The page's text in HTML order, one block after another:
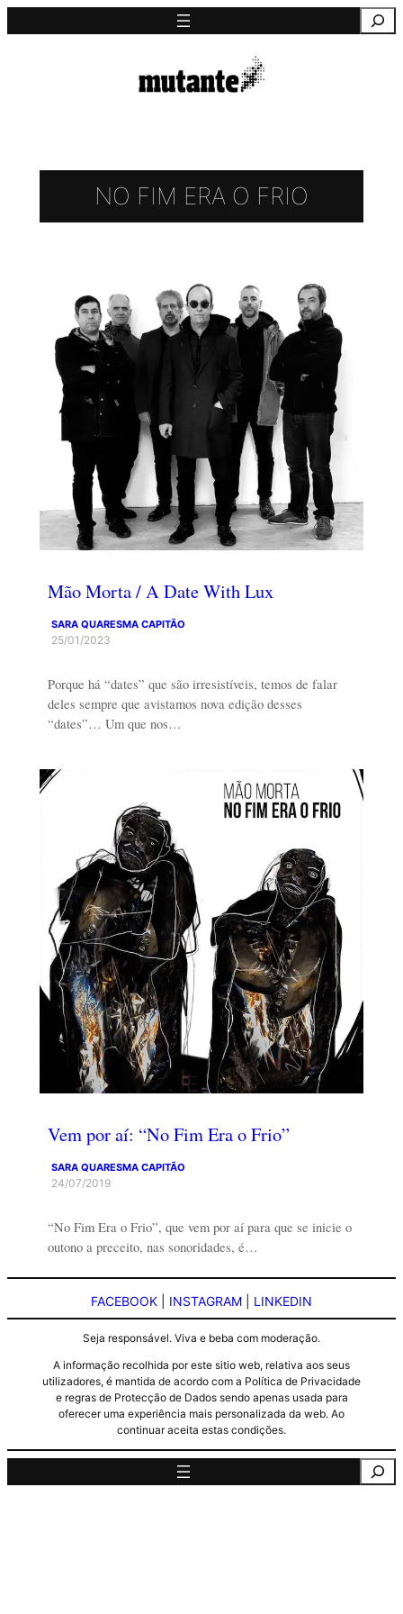
para
NO FIM ERA O FRIO
Mão Morta / A Date With Lux
SARA QUARESMA CAPITÃO
25/01/2023
Porque há “dates” que são irresistíveis, temos de falar
deles sempre que avistamos nova edição desses
“dates”… Um que nos…
Vem por aí: “No Fim Era o Frio”
SARA QUARESMA CAPITÃO
24/07/2019
“No Fim Era o Frio”, que vem por aí para que se inicie o
outono a preceito, nas sonoridades, é…
FACEBOOK INSTAGRAM LINKEDIN
Seja responsável. Viva e beba com moderação.
A informação recolhida por este sitio web, relativa aos seus
utilizadores, é mantida de acordo com a Política de Privacidade
e regras de Protecção de Dados sendo apenas usada para
oferecer uma experiência mais personalizada da web. Ao
continuar aceita estas condições.